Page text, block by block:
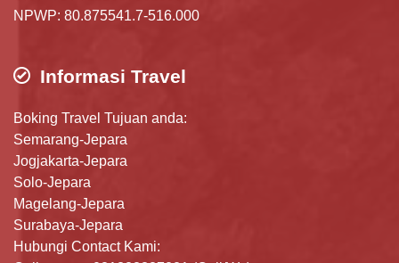
NPWP: 80.875541.7-516.000
Informasi Travel
Boking Travel Tujuan anda:
Semarang-Jepara
Jogjakarta-Jepara
Solo-Jepara
Magelang-Jepara
Surabaya-Jepara
Hubungi Contact Kami: